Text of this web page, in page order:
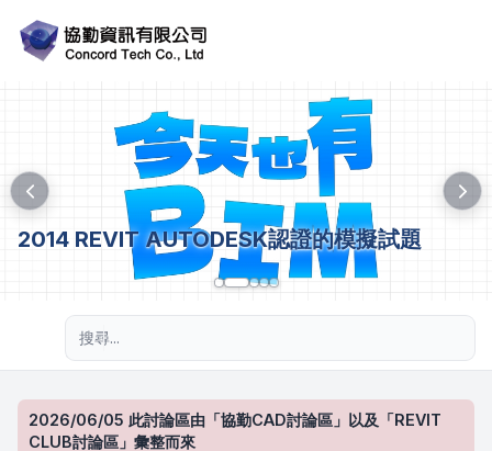
2014 REVIT AUTODESK認證的模擬試題
2026/06/05 此討論區由「協勤CAD討論區」以及「REVIT
CLUB討論區」彙整而來